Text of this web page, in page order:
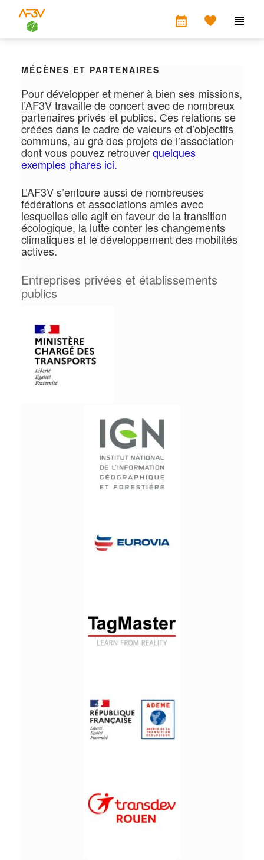
calendar_month  
MÉCÈNES ET PARTENAIRES
Pour développer et mener à bien ses missions,
l’AF3V travaille de concert avec de nombreux
partenaires privés et publics. Ces relations se
créées dans le cadre de valeurs et d’objectifs
communs, au gré des projets de l’association
dont vous pouvez retrouverquelques
exemples phares ici.
L’AF3V s’entoure aussi de nombreuses
fédérations et associations amies avec
lesquelles elle agit en faveur de la transition
écologique, la lutte conter les changements
climatiques et le développement des mobilités
actives.
Entreprises privées et établissements
publics